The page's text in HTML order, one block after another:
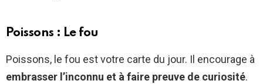
Poissons : Le fou
Poissons, le fou est votre carte du jour. Il encourage à
embrasser l’inconnu et à faire preuve de curiosité.